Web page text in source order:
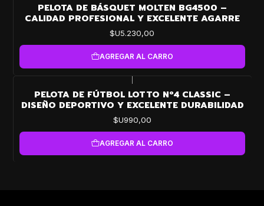
PELOTA DE BÁSQUET MOLTEN BG4500 –
CALIDAD PROFESIONAL Y EXCELENTE AGARRE
$U5.230,00
AGREGAR AL CARRO
PELOTA DE FÚTBOL LOTTO Nº4 CLASSIC –
DISEÑO DEPORTIVO Y EXCELENTE DURABILIDAD
$U990,00
AGREGAR AL CARRO